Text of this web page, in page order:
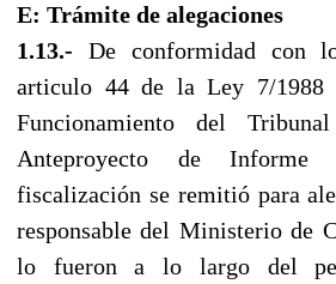
E: Trámite de alegaciones
1.13.- De conformidad con
articulo 44 de la Ley 7/
Funcionamiento del
Anteproyecto de
fiscalización se remitió para
responsable del Ministerio de
lo fueron a lo largo del